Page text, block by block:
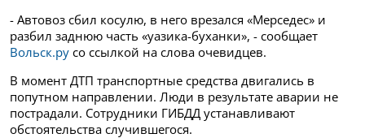
- Автовоз сбил косулю, в него врезался «Мерседес» и
разбил заднюю часть «уазика-буханки», - сообщает
Вольск.ру со ссылкой на слова очевидцев.
В момент ДТП транспортные средства двигались в
попутном направлении. Люди в результате аварии не
пострадали. Сотрудники ГИБДД устанавливают
обстоятельства случившегося.